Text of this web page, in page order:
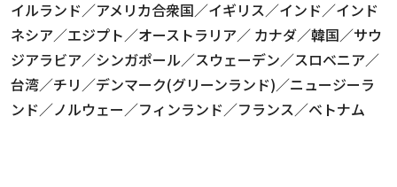
イルランド／アメリカ合衆国／イギリス／インド／インド
ネシア／エジプト／オーストラリア／ カナダ／韓国／サウ
ジアラビア／シンガポール／スウェーデン／スロベニア／
台湾／チリ／デンマーク(グリーンランド)／ニュージーラ
ンド／ノルウェー／フィンランド／フランス／ベトナム